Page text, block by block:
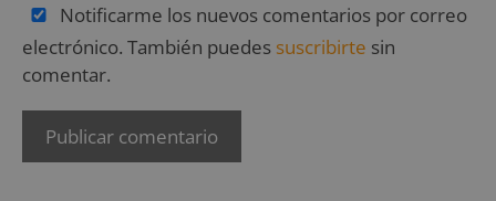
Notificarme los nuevos comentarios por correo
electrónico. También puedes suscribirte sin
comentar.